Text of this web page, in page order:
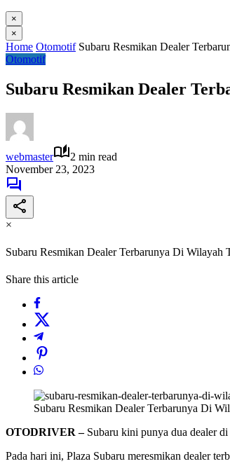
×
×
Home Otomotif Subaru Resmikan Dealer
Otomotif
Subaru Resmikan Dealer
webmaster
2 min read
November 23, 2023
×
Subaru Resmikan Dealer Terbarunya Di Wilayah
Share this article
Subaru Resmikan Dealer Terbarunya Di
OTODRIVER – Subaru kini punya dua dealer
Pada hari ini, Plaza Subaru meresmikan dealer